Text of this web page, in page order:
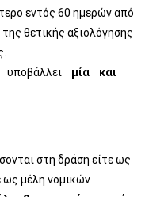
εντός 60 ημερών από
θετικής αξιολόγησης
υποβάλλει μία και
στη δράση είτε ως
ως μέλη νομικών